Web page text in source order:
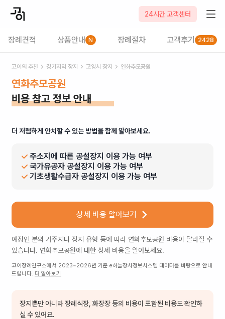
24시간 고객센터
장례견적 상품안내 N 장례절차 고객후기 2428
고이의 추천 경기 지역 장지 고양시 장지 연화추모공원
연화추모공원
비용 참고 정보 안내
더 저렴하게 안치할 수 있는 방법을 함께 알아보세요.
주소지에 따른 공설장지 이용 가능 여부
국가유공자 공설장지 이용 가능 여부
기초생활수급자 공설장지 이용 가능 여부
상세 비용 알아보기
예정인 분의 거주지나 장지 유형 등에 따라 연화추모공원 비용이 달라질 수
있습니다. 연화추모공원에 대한 상세 비용을 알아보세요.
고이장례연구소에서 2023~2026년 기준 e하늘장사정보시스템 데이터를 바탕으로 안내
드립니다. 더 알아보기
장지뿐만 아니라 장례식장, 화장장 등의 비용이 포함된 비용도 확인하
실 수 있어요.